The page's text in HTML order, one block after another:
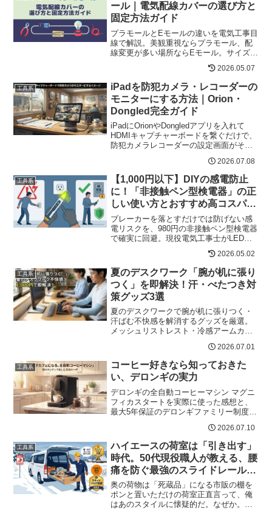
ール｜電気配線カバーの選び方と
固定方法ガイド
プラモールとEモールの違いを電気工事目
線で解説。美観重視ならプラモール、配
線変更が多い場所ならEモール。サイズ選
び、固定方法、両面テープ・モールタッ
カーの使い分けまでわかりやすく紹介し
ます。
2026.05.07
工具系
iPadを防犯カメラ・レコーダーの
モニターにする方法｜Orion・
Dongled完全ガイド
iPadにOrionやDongledアプリを入れて
HDMIキャプチャーボードを繋ぐだけで、
防犯カメラレコーダーの設定画面がその
事不要の賢い活用術を解説。 2026.07.08
工具系
【1,000円以下】DIYの感電防止
に！「非接触ペン型検電器」の正
しい使い方とおすすめ高コスパ電
圧テスター
ブレーカーを落とすだけでは防げない感
電リスクを、980円の非接触ペン型検電器
で確実に回避。現役電気工事士がLED＋
ブザー付きモデルの正しい使い方・動作
2026.05.02
工具系
夏のデスクワーク「腕が机に張り
つく」を即解決！汗・べたつき対
策グッズ3選
夏のデスクワークで腕が机に張りつく・
汗ばむ不快感を解消するグッズを厳選。
メッシュリストレスト・冷感アームカバ
をわかりやすく解説します。 2026.07.01
工具系
コーヒー好きなら知っておきた
い、デロンギの実力
デロンギの全自動コーヒーマシン マグニ
フィカスタートを実際に使った感想と、
最大5年保証のデロンギファミリー制度、
2026.07.10
工具系
ハイエースの荷室は「引き出す」
時代。50代現役職人が教える、腰
痛を防ぐ最強のスライドレール
DIY術
奥の荷物は「死蔵品」になる市販の棚を
ポンと置いただけの荷室正直言って、俺
はあのスタイルに懐疑的だ。なぜか。荷